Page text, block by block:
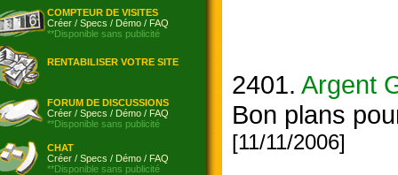
COMPTEUR DE VISITES
Créer / Specs / Démo / FAQ
**Disponible sans publicité
RENTABILISER VOTRE SITE
FORUM DE DISCUSSIONS
Créer / Specs / Démo / FAQ
**Disponible sans publicité
CHAT
Créer / Specs / Démo / FAQ
**Disponible sans publicité
2401. Argent
Bon plans
[11/11/2006]